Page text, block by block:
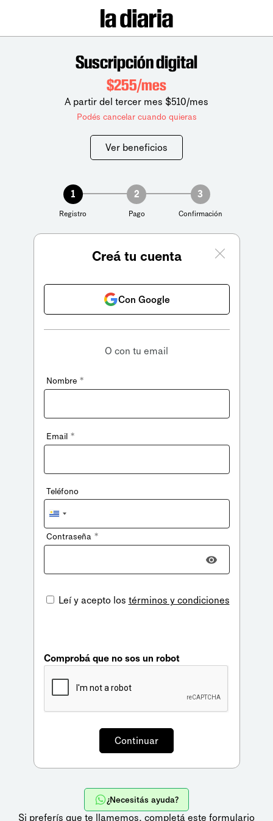
Suscripción digital
$255/mes
A partir del tercer mes $510/mes
Podés cancelar cuando quieras
Ver beneficios
1
Registro
2
Pago
3
Confirmación
Creá tu cuenta
Con Google
O con tu email
Nombre *
Email *
Teléfono
Uruguay
+598
Contraseña *
Leí y acepto los términos y condiciones
Comprobá que no sos un robot
¿Necesitás ayuda?
Si preferís que te llamemos, completá este formulario